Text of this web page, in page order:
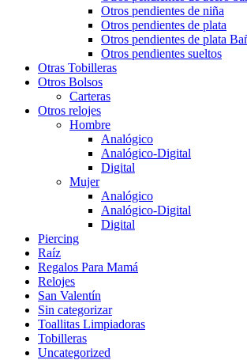
Otros pendientes de niña
Otros pendientes de plata
Otros pendientes de plata
Otros pendientes sueltos
Otras Tobilleras
Otros Bolsos
Carteras
Otros relojes
Hombre
Analógico
Analógico-Digital
Digital
Mujer
Analógico
Analógico-Digital
Digital
Piercing
Raíz
Regalos Para Mamá
Relojes
San Valentín
Sin categorizar
Toallitas Limpiadoras
Tobilleras
Uncategorized